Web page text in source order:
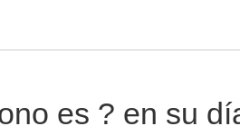
es ? en su